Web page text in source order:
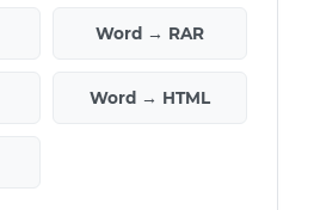
Word → RAR
Word → HTML